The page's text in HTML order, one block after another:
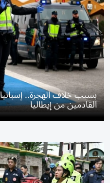
بسبب خلاف الهجرة..
القادمين من إيطاليا